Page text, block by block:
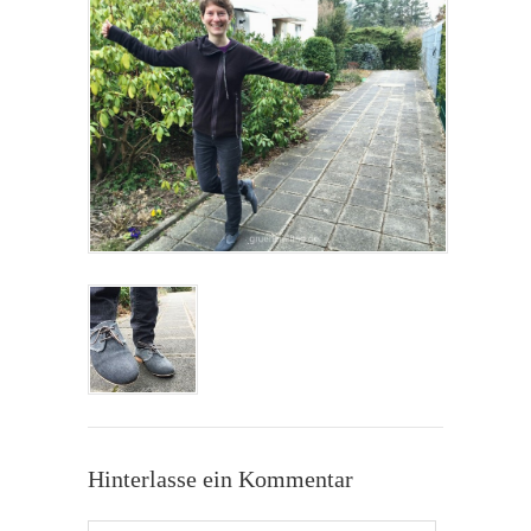
Hinterlasse ein Kommentar